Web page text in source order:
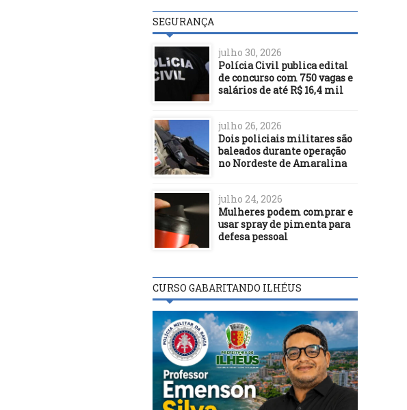
SEGURANÇA
julho 30, 2026
Polícia Civil publica edital
de concurso com 750 vagas e
salários de até R$ 16,4 mil
julho 26, 2026
Dois policiais militares são
baleados durante operação
no Nordeste de Amaralina
julho 24, 2026
Mulheres podem comprar e
usar spray de pimenta para
defesa pessoal
CURSO GABARITANDO ILHÉUS